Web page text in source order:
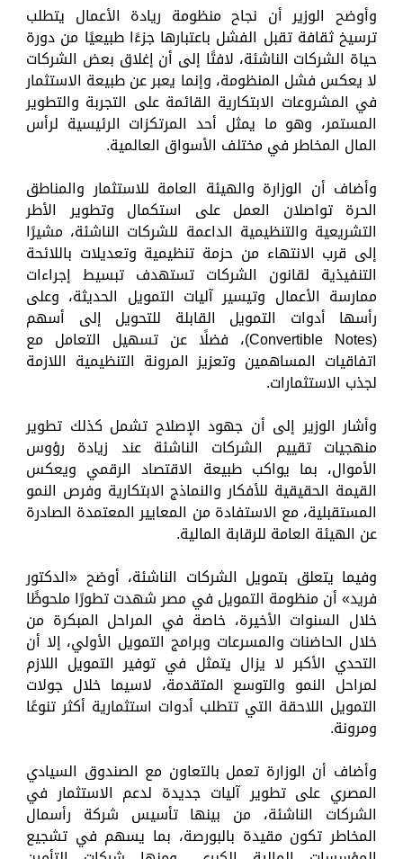
وأوضح الوزير أن نجاح منظومة ريادة الأعمال يتطلب
ترسيخ ثقافة تقبل الفشل باعتبارها جزءًا طبيعيًا من دورة
حياة الشركات الناشئة، لافتًا إلى أن إغلاق بعض الشركات
لا يعكس فشل المنظومة، وإنما يعبر عن طبيعة الاستثمار
في المشروعات الابتكارية القائمة على التجربة والتطوير
المستمر، وهو ما يمثل أحد المرتكزات الرئيسية لرأس
المال المخاطر في مختلف الأسواق العالمية.
وأضاف أن الوزارة والهيئة العامة للاستثمار والمناطق
الحرة تواصلان العمل على استكمال وتطوير الأطر
التشريعية والتنظيمية الداعمة للشركات الناشئة، مشيرًا
إلى قرب الانتهاء من حزمة تنظيمية وتعديلات باللائحة
التنفيذية لقانون الشركات تستهدف تبسيط إجراءات
ممارسة الأعمال وتيسير آليات التمويل الحديثة، وعلى
رأسها أدوات التمويل القابلة للتحويل إلى أسهم
(Convertible Notes)، فضلًا عن تسهيل التعامل مع
اتفاقيات المساهمين وتعزيز المرونة التنظيمية اللازمة
لجذب الاستثمارات.
وأشار الوزير إلى أن جهود الإصلاح تشمل كذلك تطوير
منهجيات تقييم الشركات الناشئة عند زيادة رؤوس
الأموال، بما يواكب طبيعة الاقتصاد الرقمي ويعكس
القيمة الحقيقية للأفكار والنماذج الابتكارية وفرص النمو
المستقبلية، مع الاستفادة من المعايير المعتمدة الصادرة
عن الهيئة العامة للرقابة المالية.
وفيما يتعلق بتمويل الشركات الناشئة، أوضح «الدكتور
فريد» أن منظومة التمويل في مصر شهدت تطورًا ملحوظًا
خلال السنوات الأخيرة، خاصة في المراحل المبكرة من
خلال الحاضنات والمسرعات وبرامج التمويل الأولي، إلا أن
التحدي الأكبر لا يزال يتمثل في توفير التمويل اللازم
لمراحل النمو والتوسع المتقدمة، لاسيما خلال جولات
التمويل اللاحقة التي تتطلب أدوات استثمارية أكثر تنوعًا
ومرونة.
وأضاف أن الوزارة تعمل بالتعاون مع الصندوق السيادي
المصري على تطوير آليات جديدة لدعم الاستثمار في
الشركات الناشئة، من بينها تأسيس شركة رأسمال
المخاطر تكون مقيدة بالبورصة، بما يسهم في تشجيع